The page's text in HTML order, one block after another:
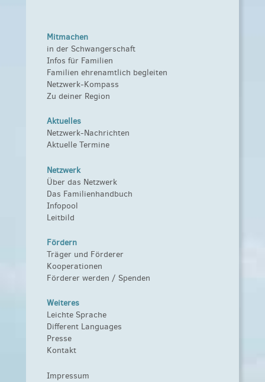
Mitmachen
in der Schwangerschaft
Infos für Familien
Familien ehrenamtlich begleiten
Netzwerk-Kompass
Zu deiner Region
Aktuelles
Netzwerk-Nachrichten
Aktuelle Termine
Netzwerk
Über das Netzwerk
Das Familienhandbuch
Infopool
Leitbild
Fördern
Träger und Förderer
Kooperationen
Förderer werden / Spenden
Weiteres
Leichte Sprache
Different Languages
Presse
Kontakt
Impressum